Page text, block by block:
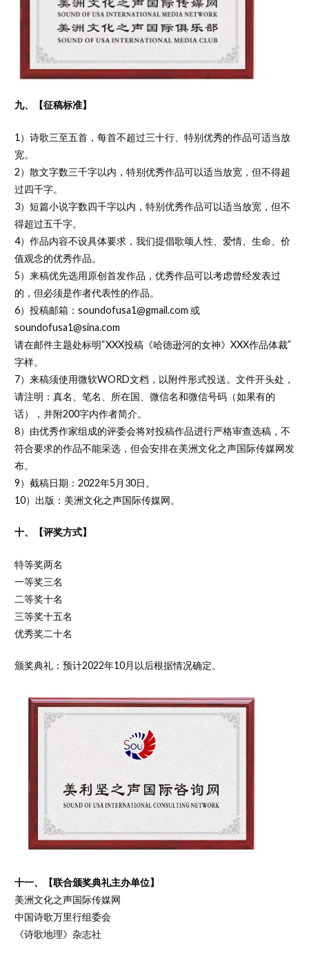
九、【征稿标准】
1）诗歌三至五首，每首不超过三十行、特别优秀的作品可适当放
宽。
2）散文字数三千字以内，特别优秀作品可以适当放宽，但不得超
过四千字。
3）短篇小说字数四千字以内，特别优秀作品可以适当放宽，但不
得超过五千字。
4）作品内容不设具体要求，我们提倡歌颂人性、爱情、生命、价
值观念的优秀作品。
5）来稿优先选用原创首发作品，优秀作品可以考虑曾经发表过
的，但必须是作者代表性的作品。
6）投稿邮箱：soundofusa1@gmail.com 或
soundofusa1@sina.com
请在邮件主题处标明“XXX投稿《哈德逊河的女神》XXX作品体裁”
字样。
7）来稿须使用微软WORD文档，以附件形式投送。文件开头处，
请注明：真名、笔名、所在国、微信名和微信号码（如果有的
话），并附200字内作者简介。
8）由优秀作家组成的评委会将对投稿作品进行严格审查选稿，不
符合要求的作品不能采选，但会安排在美洲文化之声国际传媒网发
布。
9）截稿日期：2022年5月30日。
10）出版：美洲文化之声国际传媒网。
十、【评奖方式】
特等奖两名
一等奖三名
二等奖十名
三等奖十五名
优秀奖二十名
颁奖典礼：预计2022年10月以后根据情况确定。
十一、【联合颁奖典礼主办单位】
美洲文化之声国际传媒网
中国诗歌万里行组委会
《诗歌地理》杂志社